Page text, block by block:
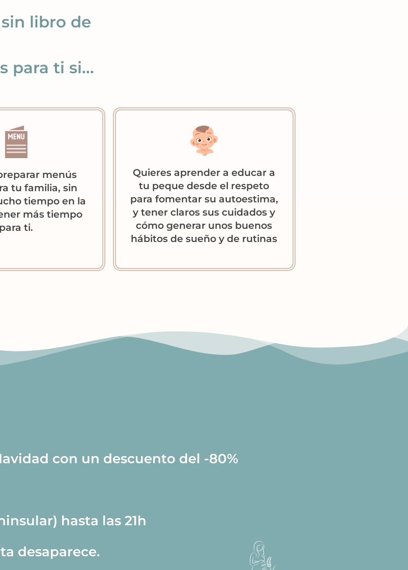
libro de
para ti si...
menús
tu familia, sin
tiempo en la
más tiempo
para ti.
Quieres aprender a educar a
tu peque desde el respeto
para fomentar su autoestima,
y tener claros sus cuidados y
cómo generar unos buenos
hábitos de sueño y de rutinas
con un descuento del -80%
hasta las 21h
desaparece.